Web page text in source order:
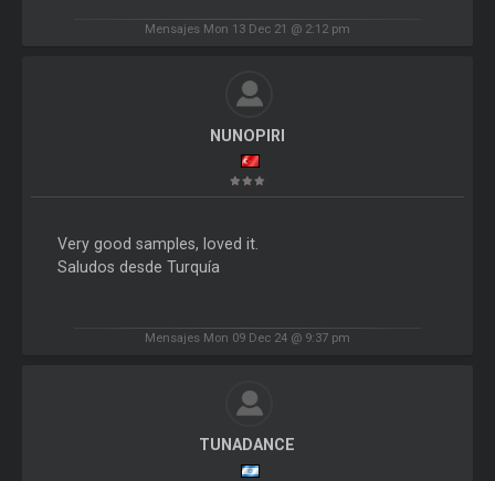
Mensajes Mon 13 Dec 21 @ 2:12 pm
NUNOPIRI
Very good samples, loved it.
Saludos desde Turquía
Mensajes Mon 09 Dec 24 @ 9:37 pm
TUNADANCE